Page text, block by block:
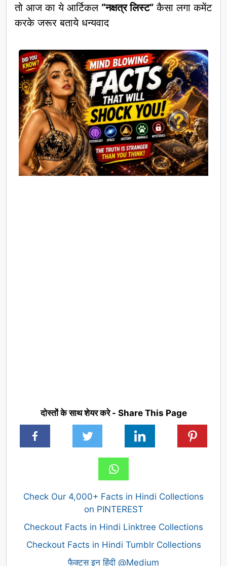
तो आज का ये आर्टिकल “नक्षत्र लिस्ट” कैसा लगा कमेंट
करके जरूर बताये धन्यवाद
दोस्तों के साथ शेयर करे - Share This Page
Check Our 4,000+ Facts in Hindi Collections
on PINTEREST
Checkout Facts in Hindi Linktree Collections
Checkout Facts in Hindi Tumblr Collections
फैक्ट्स इन हिंदी @Medium